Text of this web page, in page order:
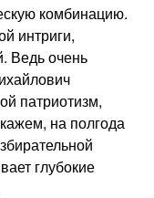
комбинацию.
интриги,
Ведь очень
патриотизм,
на полгода
глубокие